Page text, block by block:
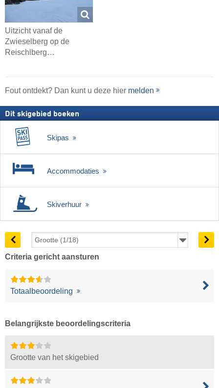
Uitzicht vanaf de
Zwieselberg op de
Reischlberg…
Fout ontdekt? Dan kunt u deze hier melden
Dit skigebied boeken
Skipas
Accommodaties
Skiverhuur
Criteria gericht aansturen
Totaalbeoordeling
Belangrijkste beoordelingscriteria
Grootte van het skigebied